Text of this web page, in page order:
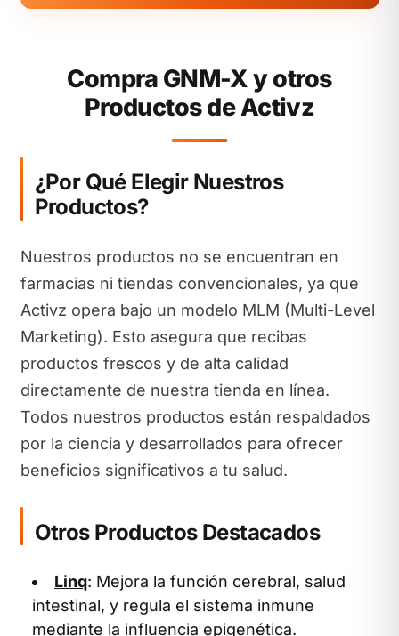
Compra GNM-X y otros
Productos de Activz
¿Por Qué Elegir Nuestros
Productos?
Nuestros productos no se encuentran en
farmacias ni tiendas convencionales, ya que
Activz opera bajo un modelo MLM (Multi-Level
Marketing). Esto asegura que recibas
productos frescos y de alta calidad
directamente de nuestra tienda en línea.
Todos nuestros productos están respaldados
por la ciencia y desarrollados para ofrecer
beneficios significativos a tu salud.
Otros Productos Destacados
Linq: Mejora la función cerebral, salud
intestinal, y regula el sistema inmune
mediante la influencia epigenética.